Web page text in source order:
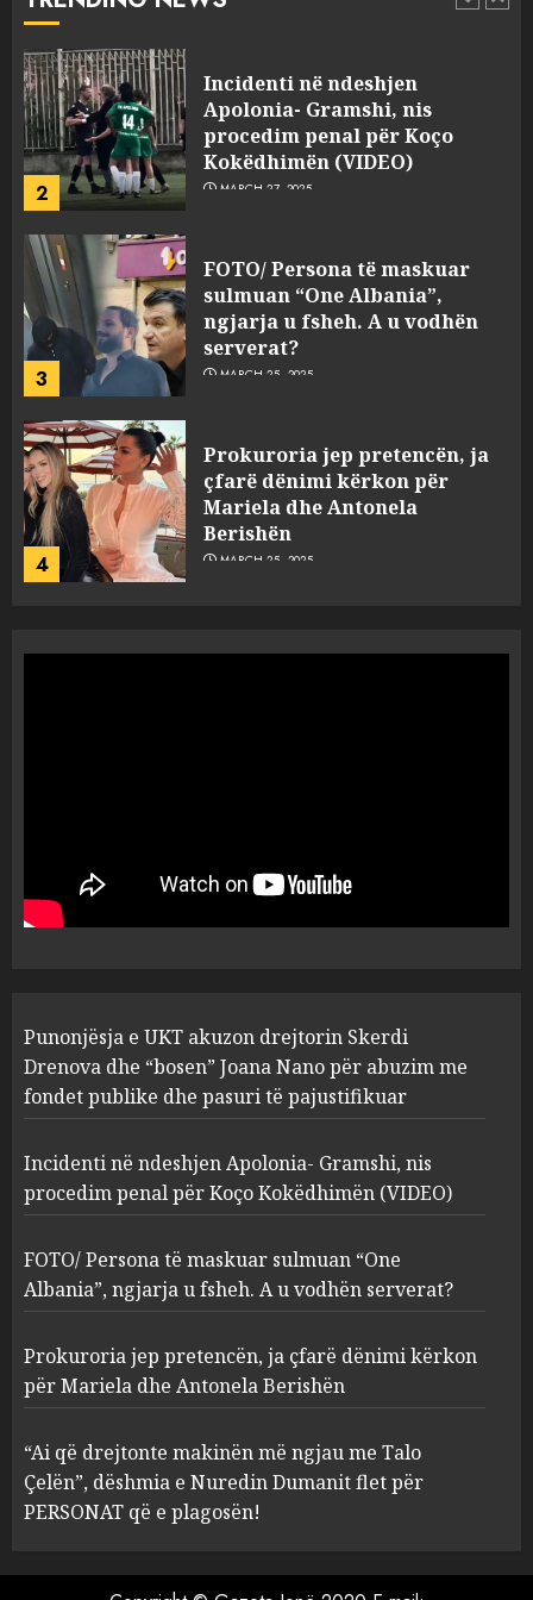
1
2
Incidenti në ndeshjen
Apolonia- Gramshi, nis
procedim penal për Koço
Kokëdhimën (VIDEO)
MARCH 27, 2025
3
FOTO/ Persona të maskuar
sulmuan “One Albania”,
ngjarja u fsheh. A u vodhën
serverat?
MARCH 25, 2025
4
Prokuroria jep pretencën, ja
çfarë dënimi kërkon për
Mariela dhe Antonela
Berishën
MARCH 25, 2025
1
“bosen” Joana Nano për
abuzim me fondet publike dhe
pasuri të pajustifikuar
2
Apolonia- Gramshi, nis
procedim penal për Koço
Kokëdhimën (VIDEO)
MARCH 27, 2025
3
FOTO/ Persona të maskuar
sulmuan “One Albania”,
ngjarja u fsheh. A u vodhën
serverat?
4
Prokuroria jep pretencën, ja
çfarë dënimi kërkon për
Berishën
MARCH 25, 2025
“Ai që drejtonte makinën më
Punonjësja e UKT akuzon drejtorin Skerdi
Drenova dhe “bosen” Joana Nano për abuzim me
fondet publike dhe pasuri të pajustifikuar
Incidenti në ndeshjen Apolonia- Gramshi, nis
procedim penal për Koço Kokëdhimën (VIDEO)
FOTO/ Persona të maskuar sulmuan “One
Albania”, ngjarja u fsheh. A u vodhën serverat?
Prokuroria jep pretencën, ja çfarë dënimi kërkon
për Mariela dhe Antonela Berishën
“Ai që drejtonte makinën më ngjau me Talo
Çelën”, dëshmia e Nuredin Dumanit flet për
PERSONAT që e plagosën!